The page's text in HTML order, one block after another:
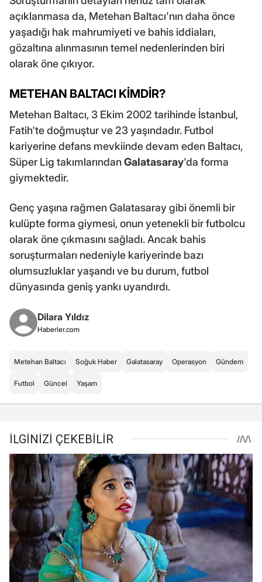
açıklanmasa da, Metehan Baltacı'nın daha önce
yaşadığı hak mahrumiyeti ve bahis iddiaları,
gözaltına alınmasının temel nedenlerinden biri
olarak öne çıkıyor.
METEHAN BALTACI KİMDİR?
Metehan Baltacı, 3 Ekim 2002 tarihinde İstanbul,
Fatih'te doğmuştur ve 23 yaşındadır. Futbol
kariyerine defans mevkiinde devam eden Baltacı,
Süper Lig takımlarındanGalatasaray'da forma
giymektedir.
Genç yaşına rağmen Galatasaray gibi önemli bir
kulüpte forma giymesi, onun yetenekli bir futbolcu
olarak öne çıkmasını sağladı. Ancak bahis
soruşturmaları nedeniyle kariyerinde bazı
olumsuzluklar yaşandı ve bu durum, futbol
dünyasında geniş yankı uyandırdı.
Dilara Yıldız
Haberler.com
Metehan Baltacı Soğuk Haber Galatasaray Operasyon Gündem
Futbol Güncel Yaşam